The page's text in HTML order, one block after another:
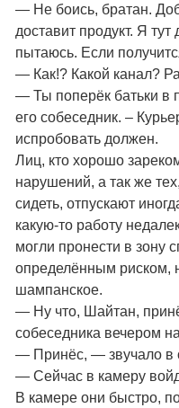
— Не боись, братан.
доставит продукт. Я
пытаюсь. Если
— Как!? Какой канал?
— Ты поперёк батьки в
его собеседник. –
испробовать должен.
Лиц, кто хорошо
нарушений, а так же
сидеть, отпускают
какую-то работу
могли пронести в зону
определённым риском,
шампанское.
— Ну что, Шайтан,
собеседника вечером
— Принёс, — звучало в
— Сейчас в камеру
В камере они быстро,